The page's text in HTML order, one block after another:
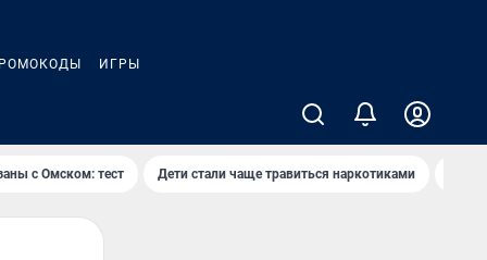
ИГРЫ
с Омском: тест Дети стали чаще травиться наркотиками